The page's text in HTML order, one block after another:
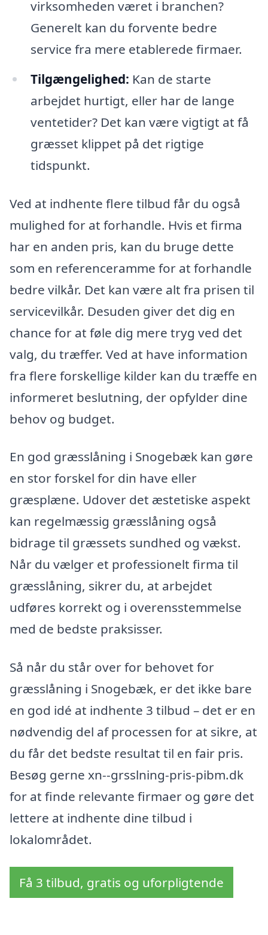
virksomheden været i branchen?
Generelt kan du forvente bedre
service fra mere etablerede firmaer.
Tilgængelighed: Kan de starte
arbejdet hurtigt, eller har de lange
ventetider? Det kan være vigtigt at få
græsset klippet på det rigtige
tidspunkt.
Ved at indhente flere tilbud får du også
mulighed for at forhandle. Hvis et firma
har en anden pris, kan du bruge dette
som en referenceramme for at forhandle
bedre vilkår. Det kan være alt fra prisen til
servicevilkår. Desuden giver det dig en
chance for at føle dig mere tryg ved det
valg, du træffer. Ved at have information
fra flere forskellige kilder kan du træffe en
informeret beslutning, der opfylder dine
behov og budget.
En god græsslåning i Snogebæk kan gøre
en stor forskel for din have eller
græsplæne. Udover det æstetiske aspekt
kan regelmæssig græsslåning også
bidrage til græssets sundhed og vækst.
Når du vælger et professionelt firma til
græsslåning, sikrer du, at arbejdet
udføres korrekt og i overensstemmelse
med de bedste praksisser.
Så når du står over for behovet for
græsslåning i Snogebæk, er det ikke bare
en god idé at indhente 3 tilbud – det er en
nødvendig del af processen for at sikre, at
du får det bedste resultat til en fair pris.
Besøg gerne xn--grsslning-pris-pibm.dk
for at finde relevante firmaer og gøre det
lettere at indhente dine tilbud i
lokalområdet.
Få 3 tilbud, gratis og uforpligtende